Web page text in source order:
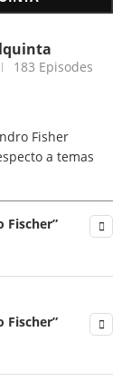
183 Episodes
Fisher
a temas
Fischer”
Fischer”